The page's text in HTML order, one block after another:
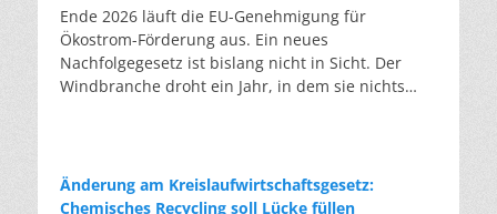
Ende 2026 läuft die EU-Genehmigung für
Ökostrom-Förderung aus. Ein neues
Nachfolgegesetz ist bislang nicht in Sicht. Der
Windbranche droht ein Jahr, in dem sie nichts
die Verfahren laufen heute deutlich schneller. Die
Halbjahresbilanz der Branche bestätigt dieses
Änderung am Kreislaufwirtschaftsgesetz:
Chemisches Recycling soll Lücke füllen